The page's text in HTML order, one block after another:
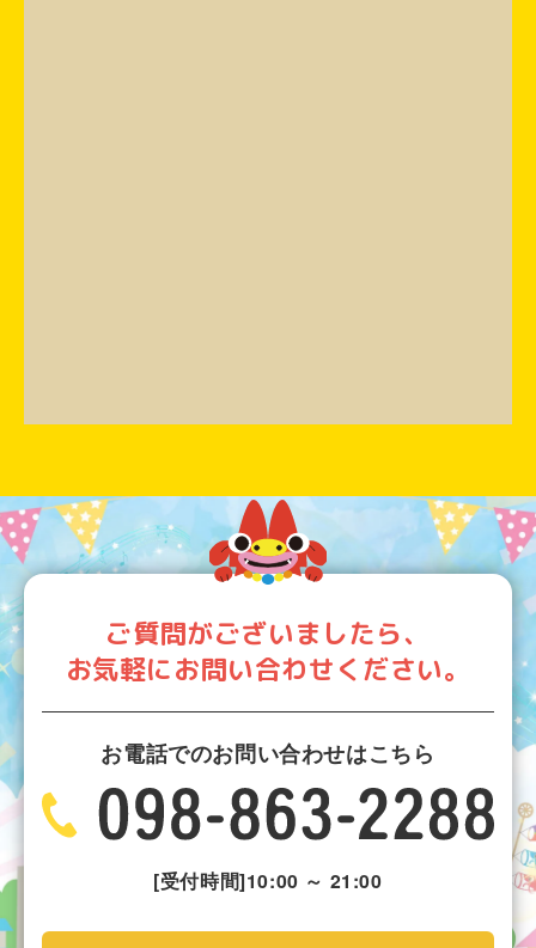
ご質問がございましたら、
お気軽にお問い合わせください。
お電話でのお問い合わせはこちら
[受付時間]10:00 ～ 21:00